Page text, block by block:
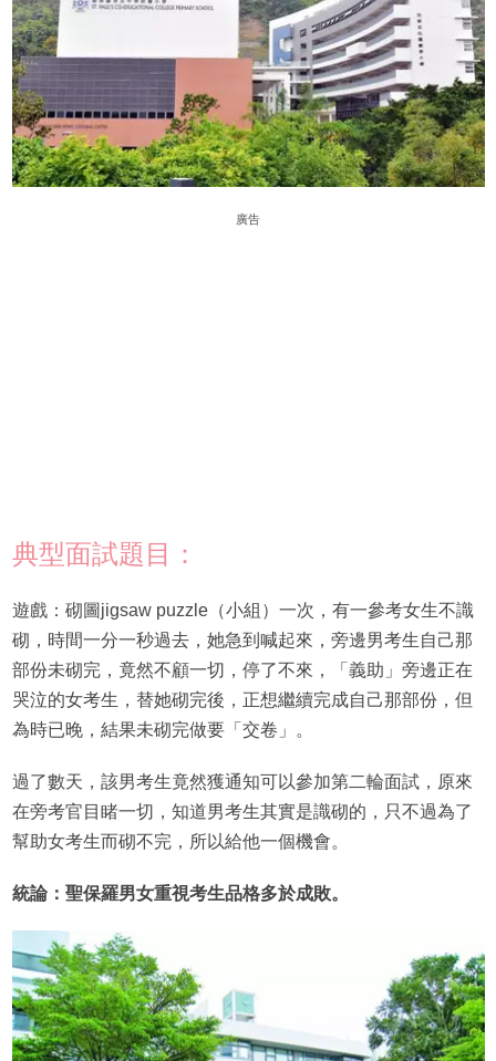
廣告
典型面試題目：
遊戲：砌圖jigsaw puzzle（小組）一次，有一參考女生不識
砌，時間一分一秒過去，她急到喊起來，旁邊男考生自己那
部份未砌完，竟然不顧一切，停了不來，「義助」旁邊正在
哭泣的女考生，替她砌完後，正想繼續完成自己那部份，但
為時已晚，結果未砌完做要「交卷」。
過了數天，該男考生竟然獲通知可以參加第二輪面試，原來
在旁考官目睹一切，知道男考生其實是識砌的，只不過為了
幫助女考生而砌不完，所以給他一個機會。
統論：聖保羅男女重視考生品格多於成敗。